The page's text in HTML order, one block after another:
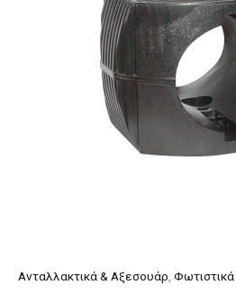
Ανταλλακτικά & Αξεσουάρ, Φωτιστικά
ΠΟΛΥΚΑΡΒΟΝΙΚΟ